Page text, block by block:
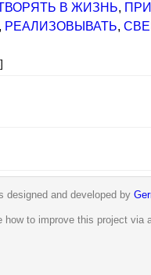
В ЖИЗНЬ,
, РЕАЛИЗОВЫВАТЬ,
designed and developed by
how to improve this project via